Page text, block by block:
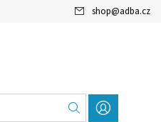
shop@adba.cz